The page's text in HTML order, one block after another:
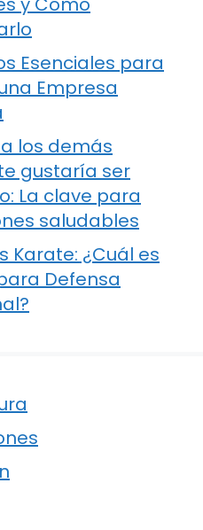
Esenciales para
Empresa
los demás
gustaría ser
La clave para
saludables
Karate: ¿Cuál es
Defensa